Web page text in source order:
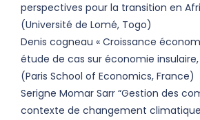
perspectives pour la transition en
(Université de Lomé, Togo)
Denis cogneau « Croissance
étude de cas sur économie
(Paris School of Economics, France)
Serigne Momar Sarr “Gestion des
contexte de changement